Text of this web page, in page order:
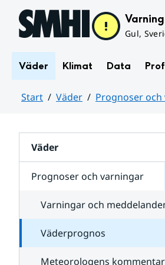
Hoppa till sidans innehåll Varning
Gul,
Väder Klimat Data
Start Väder Prognoser
Väder
Prognoser och varningar
Varningar och
Väderprognos
Meteorologens kommentar